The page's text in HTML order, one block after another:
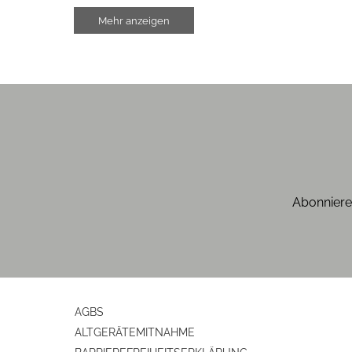
Breite (cm)
Mehr anzeigen
AGBS
ALTGERÄTEMITNAHME